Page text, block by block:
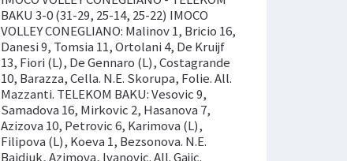
BAKU 3-0 (31-29, 25-14, 25-22) IMOCO
VOLLEY CONEGLIANO: Malinov 1, Bricio 16,
Danesi 9, Tomsia 11, Ortolani 4, De Kruijf
13, Fiori (L), De Gennaro (L), Costagrande
10, Barazza, Cella. N.E. Skorupa, Folie. All.
Mazzanti. TELEKOM BAKU: Vesovic 9,
Samadova 16, Mirkovic 2, Hasanova 7,
Azizova 10, Petrovic 6, Karimova (L),
Filipova (L), Koeva 1, Bezsonova. N.E.
Baidiuk, Azimova, Ivanovic. All. Gajic.